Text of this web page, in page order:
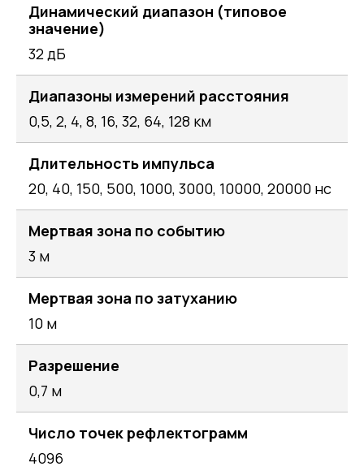
Динамический диапазон (типовое
значение)
32 дБ
Диапазоны измерений расстояния
0,5, 2, 4, 8, 16, 32, 64, 128 км
Длительность импульса
20, 40, 150, 500, 1000, 3000, 10000, 20000 нс
Мертвая зона по событию
3 м
Мертвая зона по затуханию
10 м
Разрешение
0,7 м
Число точек рефлектограмм
4096